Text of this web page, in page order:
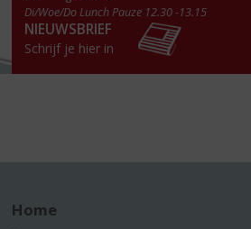
Di/Woe/Do Lunch Pauze 12.30 -13.15
NIEUWSBRIEF
Schrijf je hier in
Home